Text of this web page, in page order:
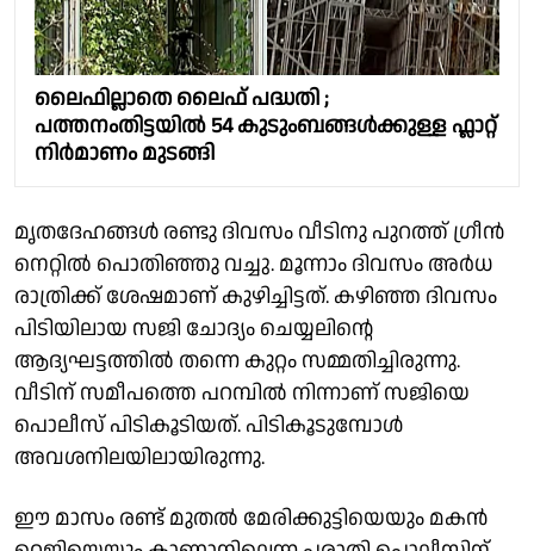
ലൈഫില്ലാതെ ലൈഫ് പദ്ധതി ;
പത്തനംതിട്ടയിൽ 54 കുടുംബങ്ങൾക്കുള്ള ഫ്ലാറ്റ്
നിർമാണം മുടങ്ങി
മൃതദേഹങ്ങൾ രണ്ടു ദിവസം വീടിനു പുറത്ത് ഗ്രീൻ
നെറ്റിൽ പൊതിഞ്ഞു വച്ചു. മൂന്നാം ദിവസം അർധ
രാത്രിക്ക് ശേഷമാണ് കുഴിച്ചിട്ടത്. കഴിഞ്ഞ ദിവസം
പിടിയിലായ സജി ചോദ്യം ചെയ്യലിന്റെ
ആദ്യഘട്ടത്തിൽ തന്നെ കുറ്റം സമ്മതിച്ചിരുന്നു.
വീടിന് സമീപത്തെ പറമ്പിൽ നിന്നാണ് സജിയെ
പൊലീസ് പിടികൂടിയത്. പിടികൂടുമ്പോൾ
അവശനിലയിലായിരുന്നു.
ഈ മാസം രണ്ട് മുതൽ മേരിക്കുട്ടിയെയും മകൻ